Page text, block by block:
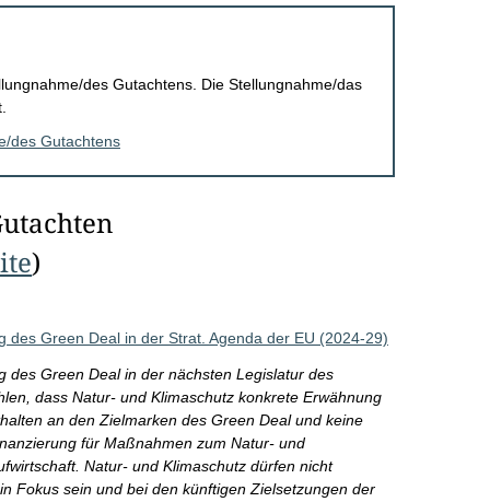
des Gutachtens. Die Stellungnahme/das
des Gutachtens
)
Green Deal in der Strat. Agenda der EU (2024-29)
des Green Deal in der nächsten Legislatur des
dass Natur- und Klimaschutz konkrete Erwähnung
an den Zielmarken des Green Deal und keine
für Maßnahmen zum Natur- und
Natur- und Klimaschutz dürfen nicht
Fokus sein und bei den künftigen Zielsetzungen der